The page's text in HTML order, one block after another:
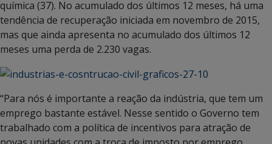
química (37). No acumulado dos últimos 12 meses, há uma
tendência de recuperação iniciada em novembro de 2015,
mas que ainda apresenta no acumulado dos últimos 12
meses uma perda de 2.230 vagas.
“Para nós é importante a reação da indústria, que tem um
emprego bastante estável. Nesse sentido o Governo tem
trabalhado com a política de incentivos para atração de